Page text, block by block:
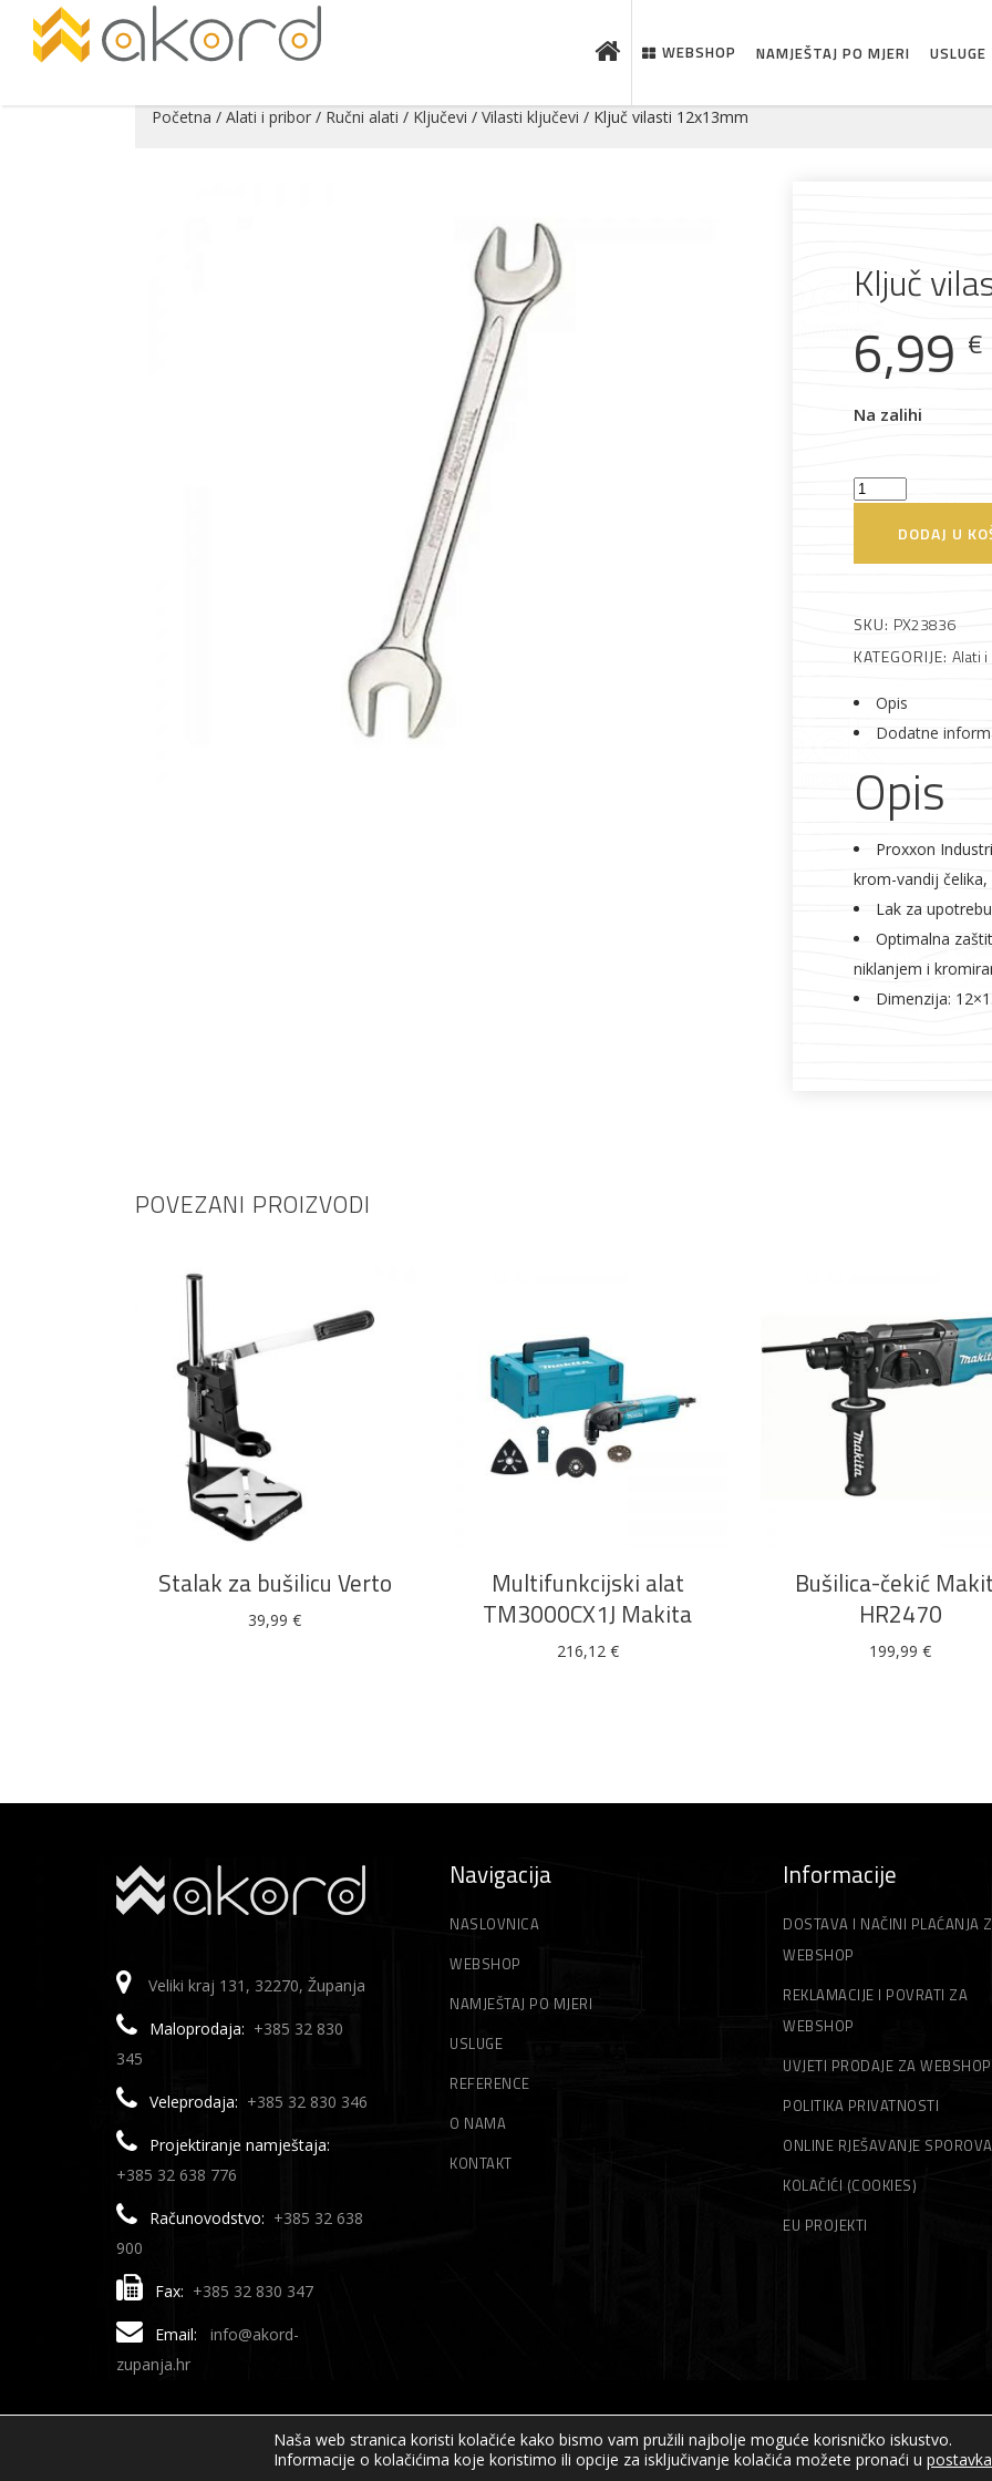
Pogledajte što je novo u ponudi
Pločasti
materijali
WEBSHOP NAMJEŠTAJ PO MJERI USLUGE
Početna / Alati i pribor / Ručni alati / Ključevi / Vilasti ključevi / Ključ vilasti 12x13mm
Ključ
6,99 €
Na zalihi
Ključ
12x13mm
DODAJ U
SKU: PX23836
KATEGORIJE: Alati
Opis
Dodatne
Opis
Proxxon
krom-vandij
Lak za
Optimalna
niklanjem i
Dimenzija:
POVEZANI PROIZVODI
DODAJ U KOŠARICU
Stalak za bušilicu Verto
39,99€
Multifunkcijski alat
TM3000CX1J Makita
216,12 €
DODAJ U KOŠARICU
Bušilica-čekić
HR2470
199,99€
Veliki kraj 131, 32270, Županja
Maloprodaja: +385 32 830
345
Veleprodaja: +385 32 830 346
Projektiranje namještaja:
+385 32 638 776
Računovodstvo: +385 32 638
900
Fax: +385 32 830 347
Email:
info@akord-
zupanja.hr
Navigacija
NASLOVNICA
WEBSHOP
NAMJEŠTAJ PO MJERI
USLUGE
REFERENCE
O NAMA
KONTAKT
Informacije
DOSTAVA I NAČINI PLAĆANJA
WEBSHOP
REKLAMACIJE I POVRATI ZA
WEBSHOP
UVJETI PRODAJE ZA WEBSHOP
POLITIKA PRIVATNOSTI
ONLINE RJEŠAVANJE SPOROVA
KOLAČIĆI (COOKIES)
EU PROJEKTI
© Sva prava pridržana – Akord – 2019
Naša web stranica koristi kolačiće kako bismo vam pružili najbolje moguće korisničko iskustvo.
Informacije o kolačićima koje koristimo ili opcije za isključivanje kolačića možete pronaći u